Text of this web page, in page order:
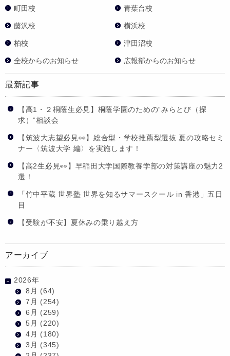
町田校 青葉台校
藤沢校 横浜校
柏校 津田沼校
全校からのお知らせ 広報部からのお知らせ
最新記事
【高1・２桐蔭生必見】桐蔭学園のための“みらとび（探
求）”相談会
【筑波大志望必見👀】総合型・学校推薦型選抜 夏の攻略セミ
ナー〈筑波大学 編〉を実施します！
【高2生必見👀】早稲田大学国際教養学部の対策講座の魅力2
選！
「竹中平蔵 世界塾 世界を知るサマースクール in 香港」五日
目
【受験が不安】夏休みの乗り越え方
アーカイブ
2026年
8月 (64)
7月 (254)
6月 (259)
5月 (220)
4月 (180)
3月 (345)